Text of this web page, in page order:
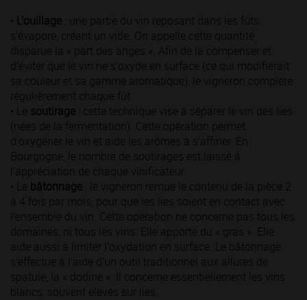
• L’ouillage : une partie du vin reposant dans les fûts
s’évapore, créant un vide. On appelle cette quantité
disparue la « part des anges ». Afin de la compenser et
d’éviter que le vin ne s’oxyde en surface (ce qui modifierait
sa couleur et sa gamme aromatique), le vigneron complète
régulièrement chaque fût.
• Le soutirage : cette technique vise à séparer le vin des lies
(nées de la fermentation). Cette opération permet
d’oxygéner le vin et aide les arômes à s’affiner. En
Bourgogne, le nombre de soutirages est laissé à
l’appréciation de chaque vinificateur.
• Le bâtonnage : le vigneron remue le contenu de la pièce 2
à 4 fois par mois, pour que les lies soient en contact avec
l’ensemble du vin. Cette opération ne concerne pas tous les
domaines, ni tous les vins. Elle apporte du « gras ». Elle
aide aussi à limiter l’oxydation en surface. Le bâtonnage
s’effectue à l’aide d’un outil traditionnel aux allures de
spatule, la « dodine ». Il concerne essentiellement les vins
blancs, souvent élevés sur lies.